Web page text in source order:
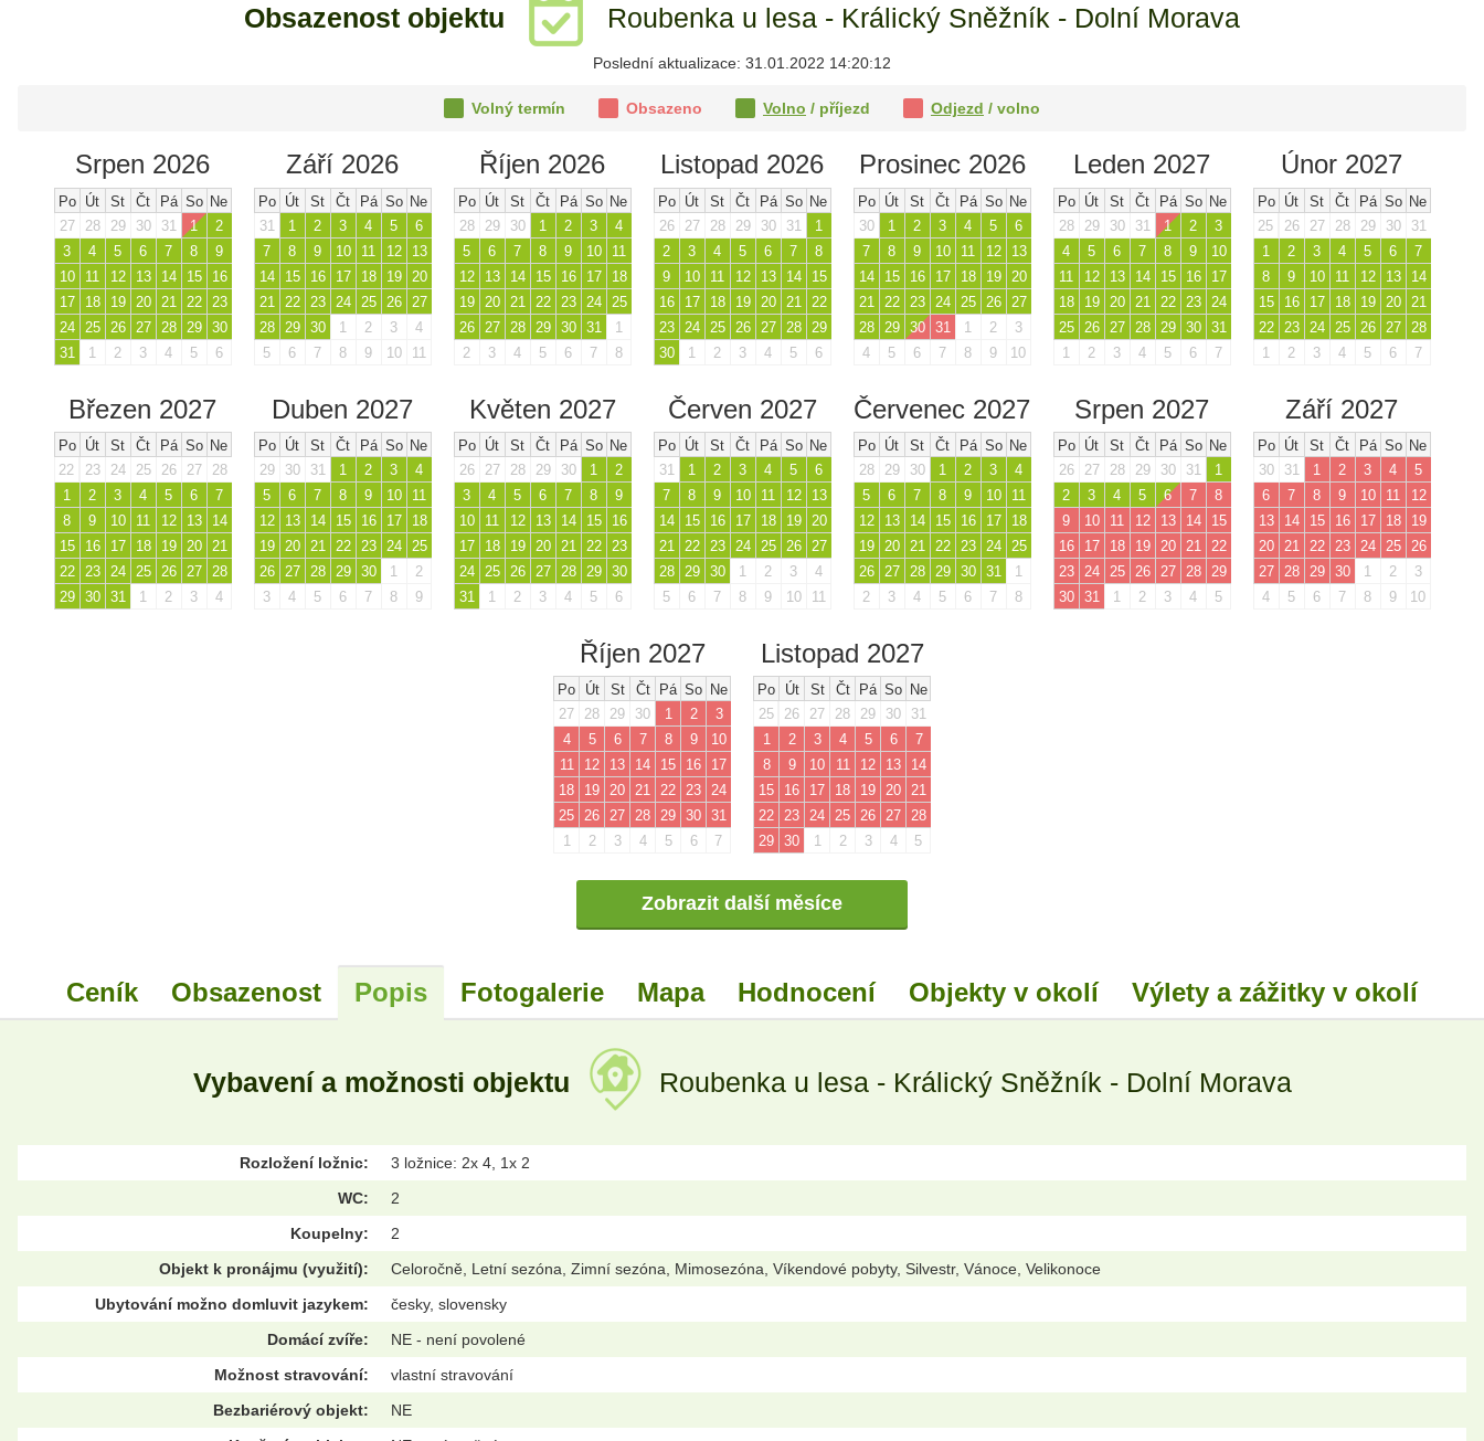
Obsazenost objektu Roubenka u lesa - Králický Sněžník - Dolní Morava
Poslední aktualizace: 31.01.2022 14:20:12
Volný termín Obsazeno Volno / příjezd Odjezd / volno
Srpen 2026
Po Út St Čt Pá So Ne
27
28 29 30 31 1
2
3
4 5 6 7 8
9
10
11 12 13 14 15
16
17
18 19 20 21 22
23
24
25 26 27 28 29
30
31
1 2 3 4 5 6
Září 2026
Po Út St Čt Pá So Ne
31
1 2 3 4 5
6
7
8 9 10 11 12
13
14
15 16 17 18 19
20
21
22 23 24 25 26
27
28
29 30 1 2 3
4
5
6 7 8 9 10 11
Říjen 2026
Po Út St Čt Pá So Ne
28
29 30 1 2 3
4
5
6 7 8 9 10
11
12
13 14 15 16 17
18
19
20 21 22 23 24
25
26
27 28 29 30 31
1
2
3 4 5 6 7 8
Listopad 2026
Po Út St Čt Pá So Ne
26
27 28 29 30 31
1
2
3 4 5 6 7
8
9
10 11 12 13 14
15
16
17 18 19 20 21
22
23
24 25 26 27 28
29
30
1 2 3 4 5 6
Prosinec 2026
Po Út St Čt Pá So Ne
30
1 2 3 4 5
6
7
8 9 10 11 12
13
14
15 16 17 18 19
20
21
22 23 24 25 26
27
28
29 30 31 1 2
3
4
5 6 7 8 9 10
Leden 2027
Po Út St Čt Pá So Ne
28
29 30 31 1 2
3
4
5 6 7 8 9
10
11
12 13 14 15 16
17
18
19 20 21 22 23
24
25
26 27 28 29 30
31
1
2 3 4 5 6 7
Únor 2027
Po Út St Čt Pá So Ne
25
26 27 28 29 30
31
1
2 3 4 5 6
7
8
9 10 11 12 13
14
15
16 17 18 19 20
21
22
23 24 25 26 27
28
1
2 3 4 5 6 7
Březen 2027
Po Út St Čt Pá So Ne
22
23 24 25 26 27
28
1
2 3 4 5 6
7
8
9 10 11 12 13
14
15
16 17 18 19 20
21
22
23 24 25 26 27
28
29
30 31 1 2 3 4
Duben 2027
Po Út St Čt Pá So Ne
29
30 31 1 2 3
4
5
6 7 8 9 10
11
12
13 14 15 16 17
18
19
20 21 22 23 24
25
26
27 28 29 30 1
2
3
4 5 6 7 8 9
Květen 2027
Po Út St Čt Pá So Ne
26
27 28 29 30 1
2
3
4 5 6 7 8
9
10
11 12 13 14 15
16
17
18 19 20 21 22
23
24
25 26 27 28 29
30
31
1 2 3 4 5 6
Červen 2027
Po Út St Čt Pá So Ne
31
1 2 3 4 5
6
7
8 9 10 11 12
13
14
15 16 17 18 19
20
21
22 23 24 25 26
27
28
29 30 1 2 3
4
5
6 7 8 9 10 11
Červenec 2027
Po Út St Čt Pá So Ne
28
29 30 1 2 3
4
5
6 7 8 9 10
11
12
13 14 15 16 17
18
19
20 21 22 23 24
25
26
27 28 29 30 31
1
2
3 4 5 6 7 8
Srpen 2027
Po Út St Čt Pá So Ne
26
27 28 29 30 31
1
2
3 4 5 6 7
8
9
10 11 12 13 14
15
16
17 18 19 20 21
22
23
24 25 26 27 28
29
30
31 1 2 3 4 5
Září 2027
Po Út St Čt Pá So Ne
30
31 1 2 3 4
5
6
7 8 9 10 11
12
13
14 15 16 17 18
19
20
21 22 23 24 25
26
27
28 29 30 1 2
3
4
5 6 7 8 9 10
Říjen 2027
Po Út St Čt Pá So Ne
27
28 29 30 1 2
3
4
5 6 7 8 9
10
11
12 13 14 15 16
17
18
19 20 21 22 23 24
25 26 27 28 29 30 31
1
2 3 4 5 6 7
Listopad 2027
Po Út St Čt Pá So Ne
25
26 27 28 29 30
31
1
2 3 4 5 6
7
8
9 10 11 12 13
14
15
16 17 18 19 20 21
22 23 24 25 26 27 28
29 30 1 2 3 4 5
Zobrazit další měsíce
Ceník Obsazenost Popis Fotogalerie Mapa Hodnocení Objekty v okolí Výlety a zážitky v okolí
Vybavení a možnosti objektu Roubenka u lesa - Králický Sněžník - Dolní Morava
Rozložení ložnic:
3 ložnice: 2x 4, 1x 2
WC:
2
Koupelny:
2
Objekt k pronájmu (využití):
Celoročně, Letní sezóna, Zimní sezóna, Mimosezóna, Víkendové pobyty, Silvestr, Vánoce, Velikonoce
Ubytování možno domluvit jazykem:
česky, slovensky
Domácí zvíře:
NE - není povolené
Možnost stravování:
vlastní stravování
Bezbariérový objekt:
NE